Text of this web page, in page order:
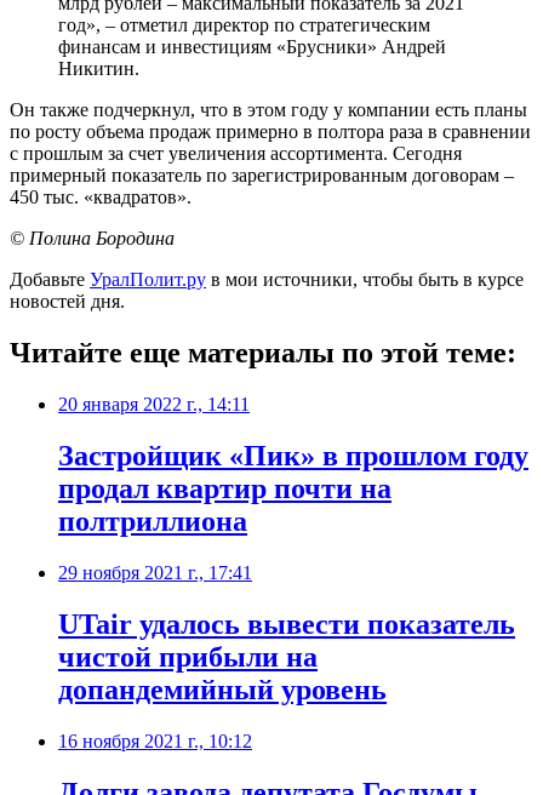
год», – отметил директор по стратегическим
финансам и инвестициям «Брусники» Андрей
Никитин.
Он также подчеркнул, что в этом году у компании есть планы
по росту объема продаж примерно в полтора раза в сравнении
с прошлым за счет увеличения ассортимента. Сегодня
примерный показатель по зарегистрированным договорам –
450 тыс. «квадратов».
© Полина Бородина
Добавьте УралПолит.ру в мои источники, чтобы быть в курсе
новостей дня.
Читайте еще материалы по этой теме:
20 января 2022 г., 14:11
Застройщик ​«Пик» в прошлом году
продал квартир почти на
полтриллиона
29 ноября 2021 г., 17:41
UTair удалось вывести показатель
чистой прибыли на
допандемийный уровень
16 ноября 2021 г., 10:12